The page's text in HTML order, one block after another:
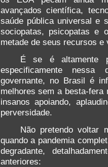
avançados científica,
saúde pública universal e
sociopatas, psicopatas e
metade de seus recursos e
É se é altamente
especificamente
governante, no Brasil é
melhores sem a besta-
insanos apoiando,
perversidade.
Não pretendo voltar
quando a pandemia
degradante,
anteriores: